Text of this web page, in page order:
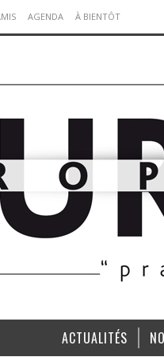
AGENDA À BIENTÔT
ACTUALITÉS